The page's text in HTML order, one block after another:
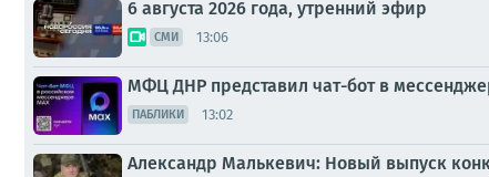
6 августа 2026 года, утренний эфир
СМИ 13:06
МФЦ ДНР представил чат-бот в
ПАБЛИКИ 13:02
Александр Малькевич: Новый выпуск